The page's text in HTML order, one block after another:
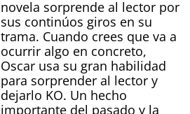
novela sorprende al lector por
sus continúos giros en su
trama. Cuando crees que va a
ocurrir algo en concreto,
Oscar usa su gran habilidad
para sorprender al lector y
dejarlo KO. Un hecho
importante del pasado y la